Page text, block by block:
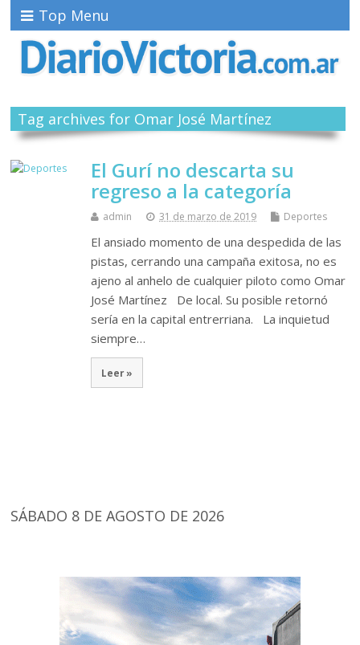
Top Menu
Tag archives for Omar José Martínez
El Gurí no descarta su
regreso a la categoría
admin 31 de marzo de 2019 Deportes
El ansiado momento de una despedida de las
pistas, cerrando una campaña exitosa, no es
ajeno al anhelo de cualquier piloto como Omar
José Martínez De local. Su posible retornó
sería en la capital entrerriana. La inquietud
siempre…
Leer »
SÁBADO 8 DE AGOSTO DE 2026